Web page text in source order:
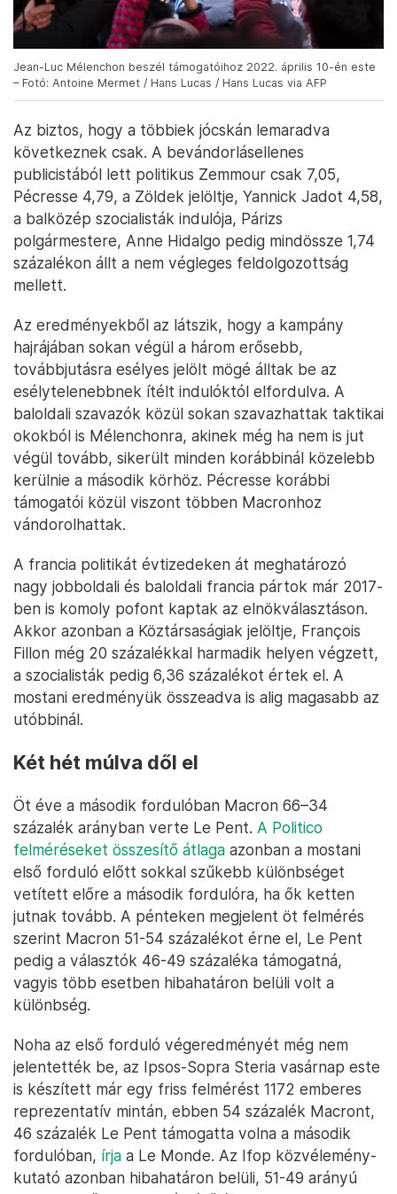
Jean-Luc Mélenchon beszél támogatóihoz 2022. április 10-én este
– Fotó: Antoine Mermet / Hans Lucas / Hans Lucas via AFP
Az biztos, hogy a többiek jócskán lemaradva
következnek csak. A bevándorlásellenes
publicistából lett politikus Zemmour csak 7,05,
Pécresse 4,79, a Zöldek jelöltje, Yannick Jadot 4,58,
a balközép szocialisták indulója, Párizs
polgármestere, Anne Hidalgo pedig mindössze 1,74
százalékon állt a nem végleges feldolgozottság
mellett.
Az eredményekből az látszik, hogy a kampány
hajrájában sokan végül a három erősebb,
továbbjutásra esélyes jelölt mögé álltak be az
esélytelenebbnek ítélt indulóktól elfordulva. A
baloldali szavazók közül sokan szavazhattak taktikai
okokból is Mélenchonra, akinek még ha nem is jut
végül tovább, sikerült minden korábbinál közelebb
kerülnie a második körhöz. Pécresse korábbi
támogatói közül viszont többen Macronhoz
vándorolhattak.
A francia politikát évtizedeken át meghatározó
nagy jobboldali és baloldali francia pártok már 2017-
ben is komoly pofont kaptak az elnökválasztáson.
Akkor azonban a Köztársaságiak jelöltje, François
Fillon még 20 százalékkal harmadik helyen végzett,
a szocialisták pedig 6,36 százalékot értek el. A
mostani eredményük összeadva is alig magasabb az
utóbbinál.
Két hét múlva dől el
Öt éve a második fordulóban Macron 66–34
százalék arányban verte Le Pent. A Politico
felméréseket összesítő átlaga azonban a mostani
első forduló előtt sokkal szűkebb különbséget
vetített előre a második fordulóra, ha ők ketten
jutnak tovább. A pénteken megjelent öt felmérés
szerint Macron 51-54 százalékot érne el, Le Pent
pedig a választók 46-49 százaléka támogatná,
vagyis több esetben hibahatáron belüli volt a
különbség.
Noha az első forduló végeredményét még nem
jelentették be, az Ipsos-Sopra Steria vasárnap este
is készített már egy friss felmérést 1172 emberes
reprezentatív mintán, ebben 54 százalék Macront,
46 százalék Le Pent támogatta volna a második
fordulóban, írja a Le Monde. Az Ifop közvélemény-
kutató azonban hibahatáron belüli, 51-49 arányú